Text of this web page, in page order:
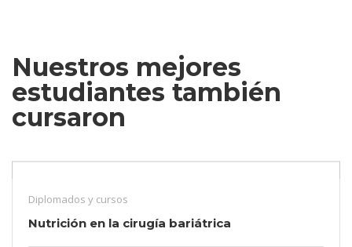
Nuestros mejores
estudiantes también
cursaron
Diplomados y cursos
Nutrición en la cirugía bariátrica